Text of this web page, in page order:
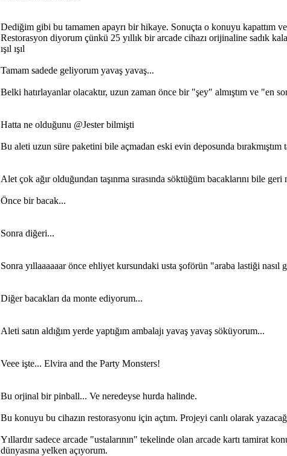
Dediğim gibi bu tamamen apayrı bir hikaye. Sonuçta o konuyu kapattım
Restorasyon diyorum çünkü 25 yıllık bir arcade cihazı orijinaline sadık
ışıl ışıl
Tamam sadede geliyorum yavaş yavaş...
Belki hatırlayanlar olacaktır, uzun zaman önce bir "şey" almıştım ve "en
Hatta ne olduğunu @Jester bilmişti
Bu aleti uzun süre paketini bile açmadan eski evin deposunda
Alet çok ağır olduğundan taşınma sırasında söktüğüm bacaklarını bile
Önce bir bacak...
Sonra diğeri...
Sonra yıllaaaaaar önce ehliyet kursundaki usta şoförün "araba lastiği
Diğer bacakları da monte ediyorum...
Aleti satın aldığım yerde yaptığım ambalajı yavaş yavaş söküyorum...
Veee işte... Elvira and the Party Monsters!
Bu orjinal bir pinball... Ve neredeyse hurda halinde.
Bu konuyu bu cihazın restorasyonu için açtım. Projeyi canlı olarak
Yıllardır sadece arcade "ustalarının" tekelinde olan arcade kartı tamirat
dünyasına yelken açıyorum.